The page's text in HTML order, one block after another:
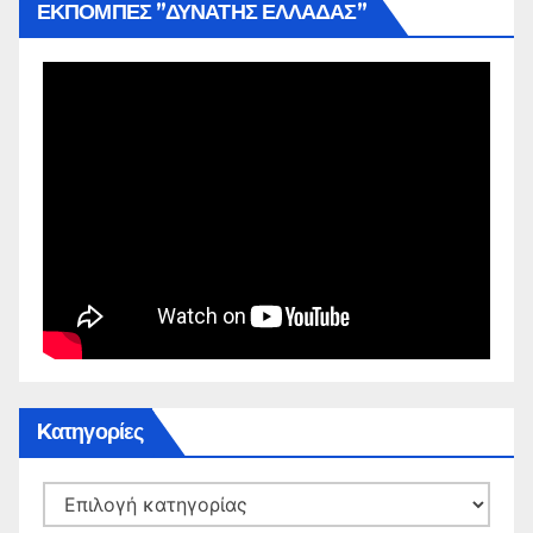
ΕΚΠΟΜΠΕΣ ”ΔΥΝΑΤΗΣ ΕΛΛΑΔΑΣ”
Kατηγορίες
Kατηγορίες